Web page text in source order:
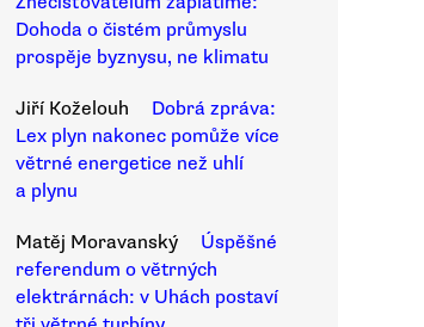
Dohoda o čistém průmyslu
prospěje byznysu, ne klimatu
Jiří Koželouh
Dobrá zpráva:
Lex plyn nakonec pomůže více
větrné energetice než uhlí
a plynu
Matěj Moravanský
Úspěšné
referendum o větrných
elektrárnách: v Uhách postaví